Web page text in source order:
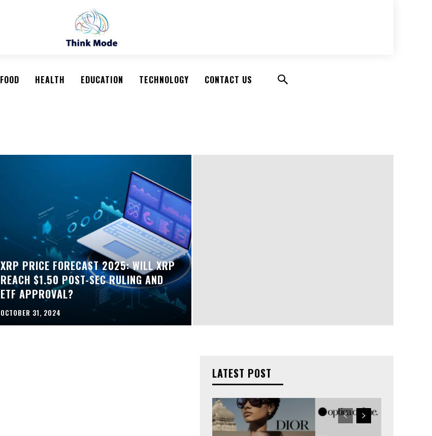
FOOD HEALTH EDUCATION TECHNOLOGY CONTACT US
XRP PRICE FORECAST 2025: WILL XRP
REACH $1.50 POST-SEC RULING AND
ETF APPROVAL?
OCTOBER 31, 2024
LATEST POST